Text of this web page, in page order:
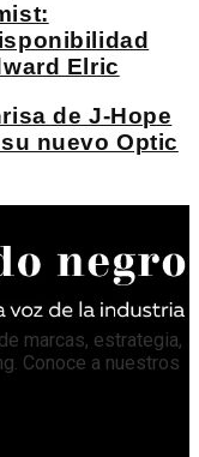
Elric
de J-Hope
nuevo Optic
marcas, estrategia,
Conoce a nuestros